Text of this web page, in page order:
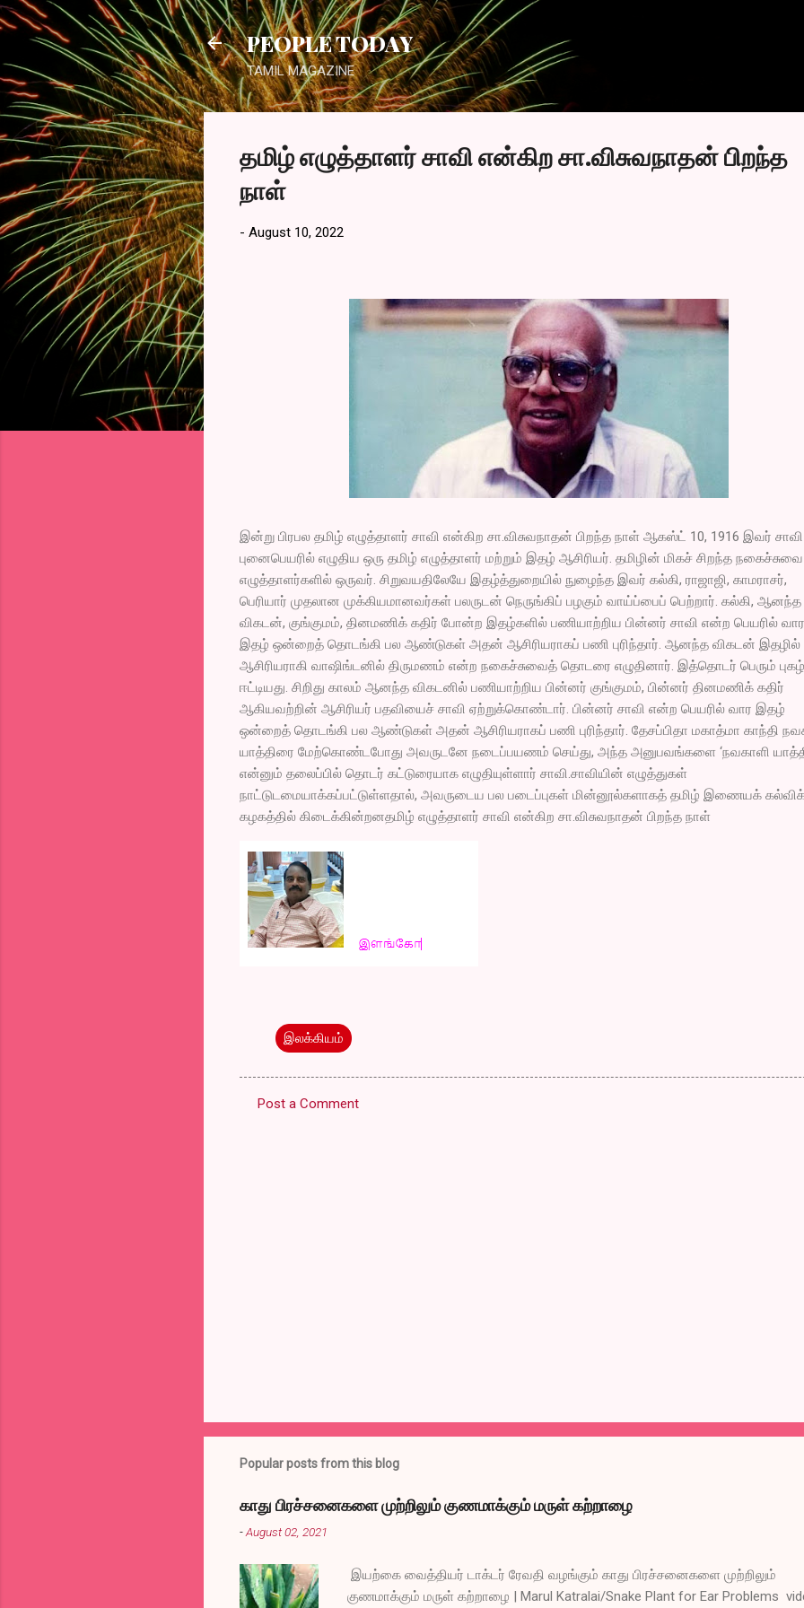
PEOPLE TODAY
TAMIL MAGAZINE
தமிழ் எழுத்தாளர் சாவி என்கிற சா.விசுவநாதன் பிறந்த
நாள்
- August 10, 2022
இன்று பிரபல தமிழ் எழுத்தாளர் சாவி என்கிற சா.விசுவநாதன் பிறந்த நாள் ஆகஸ்ட் 10, 1916 இவர்
புனைபெயரில் எழுதிய ஒரு தமிழ் எழுத்தாளர் மற்றும் இதழ் ஆசிரியர். தமிழின் மிகச் சிறந்த நகைச்சுவை
எழுத்தாளர்களில் ஒருவர். சிறுவயதிலேயே இதழ்த்துறையில் நுழைந்த இவர் கல்கி, ராஜாஜி, காமராசர்,
பெரியார் முதலான முக்கியமானவர்கள் பலருடன் நெருங்கிப் பழகும் வாய்ப்பைப் பெற்றார். கல்கி, ஆனந்த
விகடன், குங்குமம், தினமணிக் கதிர் போன்ற இதழ்களில் பணியாற்றிய பின்னர் சாவி என்ற பெயரில் வார
இதழ் ஒன்றைத் தொடங்கி பல ஆண்டுகள் அதன் ஆசிரியராகப் பணி புரிந்தார். ஆனந்த விகடன் இதழில்
ஆசிரியராகி வாஷிங்டனில் திருமணம் என்ற நகைச்சுவைத் தொடரை எழுதினார். இத்தொடர் பெரும் புகழ்
ஈட்டியது. சிறிது காலம் ஆனந்த விகடனில் பணியாற்றிய பின்னர் குங்குமம், பின்னர் தினமணிக் கதிர்
ஆகியவற்றின் ஆசிரியர் பதவியைச் சாவி ஏற்றுக்கொண்டார். பின்னர் சாவி என்ற பெயரில் வார இதழ்
ஒன்றைத் தொடங்கி பல ஆண்டுகள் அதன் ஆசிரியராகப் பணி புரிந்தார். தேசப்பிதா மகாத்மா காந்தி
யாத்திரை மேற்கொண்டபோது அவருடனே நடைப்பயணம் செய்து, அந்த அனுபவங்களை ‘நவகாளி
என்னும் தலைப்பில் தொடர் கட்டுரையாக எழுதியுள்ளார் சாவி.சாவியின் எழுத்துகள்
நாட்டுடமையாக்கப்பட்டுள்ளதால், அவருடைய பல படைப்புகள் மின்னூல்களாகத் தமிழ் இணையக்
கழகத்தில் கிடைக்கின்றனதமிழ் எழுத்தாளர் சாவி என்கிற சா.விசுவநாதன் பிறந்த நாள்
இலக்கியம்
Post a Comment
Popular posts from this blog
காது பிரச்சனைகளை முற்றிலும் குணமாக்கும் மருள் கற்றாழை
-August 02, 2021
இயற்கை வைத்தியர் டாக்டர் ரேவதி வழங்கும் காது பிரச்சனைகளை முற்றிலும்
குணமாக்கும் மருள் கற்றாழை | Marul Katralai/Snake Plant for Ear Problems